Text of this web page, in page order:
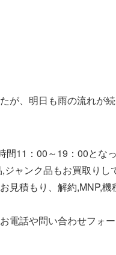
が、明日も雨の流れが
11：00～19：00となっ
ャンク品もお買取りし
見積もり、解約,MNP,
電話や問い合わせフォー